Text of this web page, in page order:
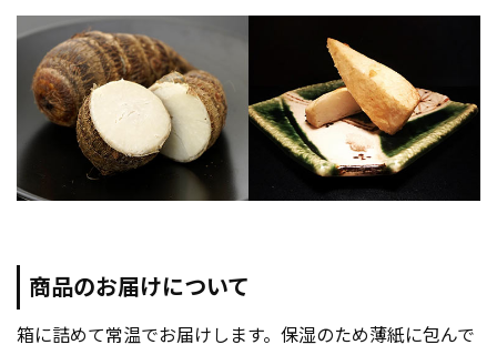
商品のお届けについて
箱に詰めて常温でお届けします。保湿のため薄紙に包んで